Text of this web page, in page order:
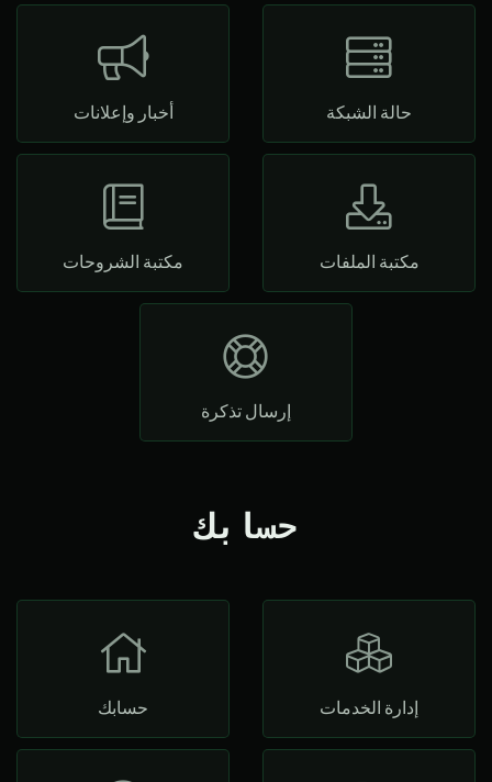
أخبار وإعلانات حالة الشبكة
مكتبة الشروحات مكتبة الملفات
إرسال تذكرة
حسابك
حسابك إدارة الخدمات